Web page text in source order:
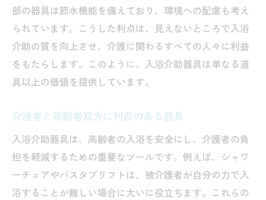
部の器具は節水機能を備えており、環境への配慮も考え
られています。こうした利点は、見えないところで入浴
介助の質を向上させ、介護に関わるすべての人々に利益
をもたらします。このように、入浴介助器具は単なる道
具以上の価値を提供しています。
介護者と高齢者双方に利点のある器具
入浴介助器具は、高齢者の入浴を安全にし、介護者の負
担を軽減するための重要なツールです。例えば、シャワ
ーチェアやバスタブリフトは、被介護者が自分の力で入
浴することが難しい場合に大いに役立ちます。これらの